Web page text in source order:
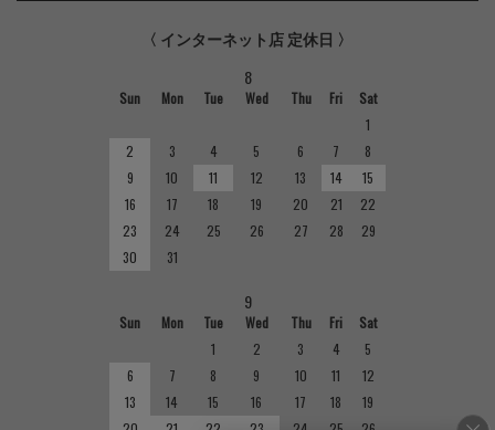
〈 インターネット店 定休日 〉
8
Sun Mon Tue Wed Thu Fri
Sat
1
2
3 4 5 6 7
8
9
10 11 12 13 14
15
16
17 18 19 20 21
22
23
24 25 26 27 28
29
30
31
9
Sun Mon Tue Wed Thu Fri
Sat
1
2 3 4
5
6
7 8 9 10 11
12
13
14 15 16 17 18
19